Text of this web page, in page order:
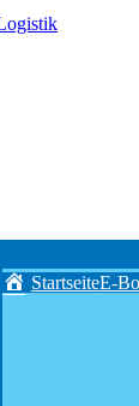
StartseiteE-